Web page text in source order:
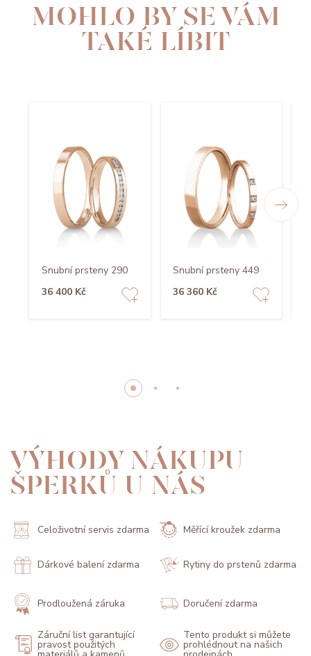
MOHLO BY SE VÁM
TAKÉ LÍBIT
Snubní prsteny 290
36 400 Kč
Snubní prsteny 449
36 360 Kč
VÝHODY NÁKUPU
ŠPERKŮ U NÁS
Celoživotní servis zdarma Měřící kroužek zdarma
Dárkové balení zdarma Rytiny do prstenů zdarma
Prodloužená záruka Doručení zdarma
Záruční list garantující
pravost použitých
Tento produkt si můžete
prohlédnout na našich